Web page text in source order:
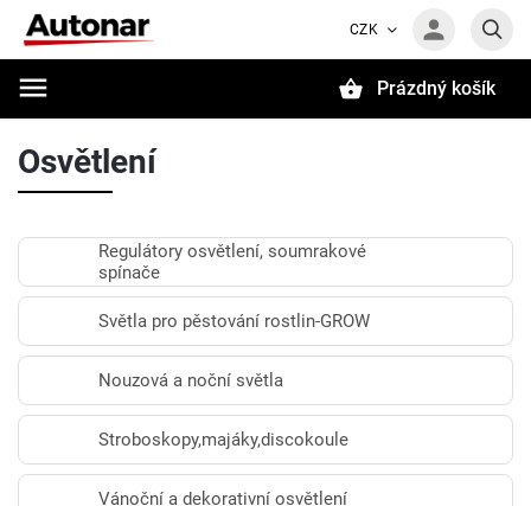
CZK
Prázdný košík
Osvětlení
Regulátory osvětlení, soumrakové
spínače
Světla pro pěstování rostlin-GROW
Nouzová a noční světla
Stroboskopy,majáky,discokoule
Vánoční a dekorativní osvětlení